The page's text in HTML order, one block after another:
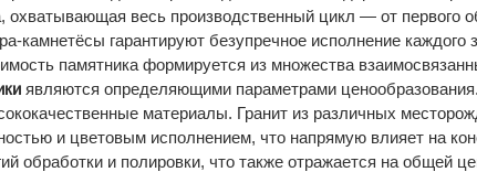
охватывающая весь производственный цикл — от первого
камнетёсы гарантируют безупречное исполнение каждого
памятника формируется из множества
являются определяющими параметрами
материалы. Гранит из различных
и цветовым исполнением, что напрямую влияет на
обработки и полировки, что также отражается на общей